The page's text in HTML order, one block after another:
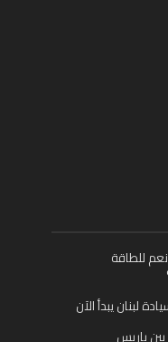
للطاقة
لبنان يبدأ الآن
باريس